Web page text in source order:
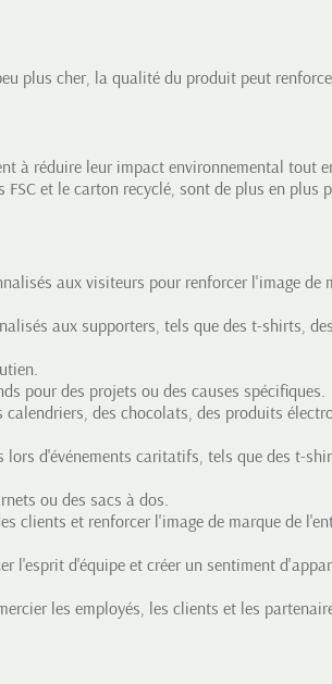
plus cher, la qualité du produit peut
à réduire leur impact environnemental tout
et le carton recyclé, sont de plus en plus
aux visiteurs pour renforcer l'image de
aux supporters, tels que des t-shirts, des
pour des projets ou des causes spécifiques.
des chocolats, des produits
d'événements caritatifs, tels que des t-
ou des sacs à dos.
clients et renforcer l'image de marque de
d'équipe et créer un sentiment
les employés, les clients et les